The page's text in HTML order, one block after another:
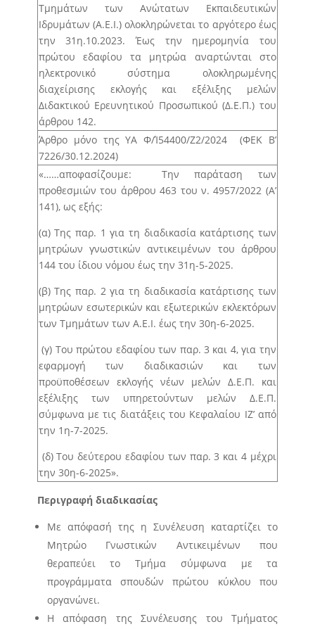
Τμημάτων των Ανώτατων Εκπαιδευτικών
Ιδρυμάτων (Α.Ε.Ι.) ολοκληρώνεται το αργότερο έως
την 31η.10.2023. Έως την ημερομηνία του
πρώτου εδαφίου τα μητρώα αναρτώνται στο
ηλεκτρονικό σύστημα ολοκληρωμένης
διαχείρισης εκλογής και εξέλιξης μελών
Διδακτικού Ερευνητικού Προσωπικού (Δ.Ε.Π.) του
άρθρου 142.
Άρθρο μόνο της ΥΑ Φ/Ί54400/Ζ2/2024 (ΦΕΚ B’
7226/30.12.2024)
«……αποφασίζουμε: Την παράταση των
προθεσμιών του άρθρου 463 του ν. 4957/2022 (Α’
141), ως εξής:
(α) Της παρ. 1 για τη διαδικασία κατάρτισης των
μητρώων γνωστικών αντικειμένων του άρθρου
144 του ίδιου νόμου έως την 31η-5-2025.
(β) Της παρ. 2 για τη διαδικασία κατάρτισης των
μητρώων εσωτερικών και εξωτερικών εκλεκτόρων
των Τμημάτων των Α.Ε.Ι. έως την 30η-6-2025.
(γ) Του πρώτου εδαφίου των παρ. 3 και 4, για την
εφαρμογή των διαδικασιών και των
προϋποθέσεων εκλογής νέων μελών Δ.Ε.Π. και
εξέλιξης των υπηρετούντων μελών Δ.Ε.Π.
σύμφωνα με τις διατάξεις του Κεφαλαίου ΙΖ’ από
την 1η-7-2025.
(δ) Του δεύτερου εδαφίου των παρ. 3 και 4 μέχρι
την 30η-6-2025».
Περιγραφή διαδικασίας
Με απόφασή της η Συνέλευση καταρτίζει το
Μητρώο Γνωστικών Αντικειμένων που
θεραπεύει το Τμήμα σύμφωνα με τα
προγράμματα σπουδών πρώτου κύκλου που
οργανώνει.
Η απόφαση της Συνέλευσης του Τμήματος